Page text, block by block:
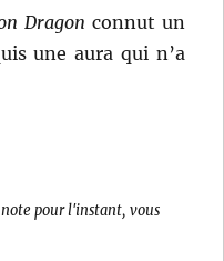
Dragon connut un
une aura qui n’a
note pour l'instant, vous